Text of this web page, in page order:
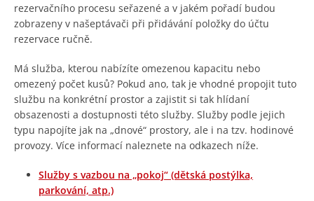
rezervačního procesu seřazené a v jakém pořadí budou
zobrazeny v našeptávači při přidávání položky do účtu
rezervace ručně.
Má služba, kterou nabízíte omezenou kapacitu nebo
omezený počet kusů? Pokud ano, tak je vhodné propojit tuto
službu na konkrétní prostor a zajistit si tak hlídaní
obsazenosti a dostupnosti této služby. Služby podle jejich
typu napojíte jak na „dnové“ prostory, ale i na tzv. hodinové
provozy. Více informací naleznete na odkazech níže.
Služby s vazbou na „pokoj“ (dětská postýlka,
parkování, atp.)